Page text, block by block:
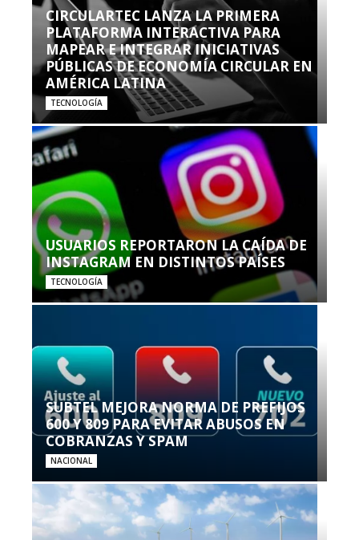
CIRCULARTEC LANZA LA PRIMERA
PLATAFORMA INTERACTIVA PARA
MAPEAR E INTEGRAR INICIATIVAS
PÚBLICAS DE ECONOMÍA CIRCULAR EN
AMÉRICA LATINA
TECNOLOGÍA
USUARIOS REPORTARON LA CAÍDA DE
INSTAGRAM EN DISTINTOS PAÍSES
TECNOLOGÍA
SUBTEL MEJORA NORMA DE PREFIJOS
600 Y 809 PARA EVITAR ABUSOS EN
COBRANZAS Y SPAM
NACIONAL